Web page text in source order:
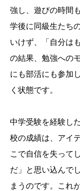
強し、遊びの時間
学後に同級生たち
いけず、「自分は
の結果、勉強への
にも部活にも参加
く状態です。
中学受験を経験し
校の成績は、アイ
こで自信を失って
だ」と思い込んで
まうのです。これ